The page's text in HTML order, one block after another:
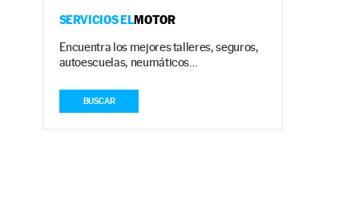
SERVICIOS ELMOTOR
Encuentra los mejores talleres, seguros,
autoescuelas, neumáticos…
BUSCAR